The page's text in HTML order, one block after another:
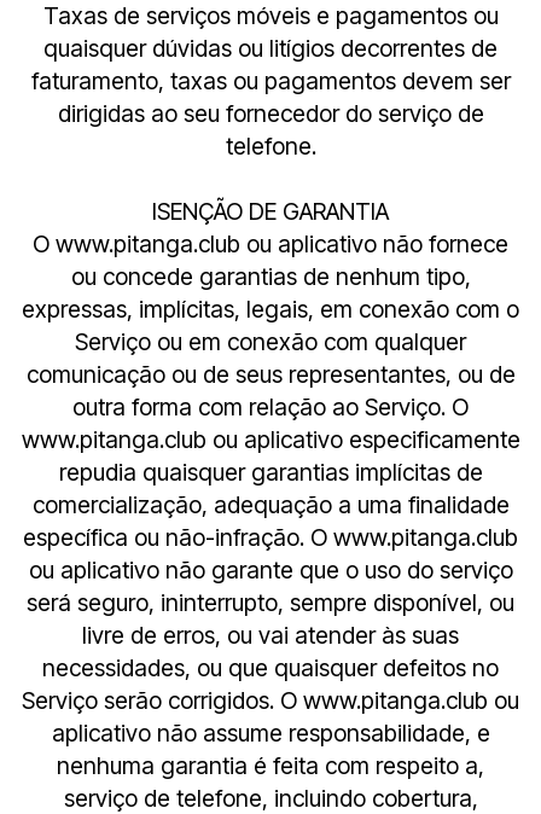
Taxas de serviços móveis e pagamentos ou
quaisquer dúvidas ou litígios decorrentes de
faturamento, taxas ou pagamentos devem ser
dirigidas ao seu fornecedor do serviço de
telefone.
ISENÇÃO DE GARANTIA
O www.pitanga.club ou aplicativo não fornece
ou concede garantias de nenhum tipo,
expressas, implícitas, legais, em conexão com o
Serviço ou em conexão com qualquer
comunicação ou de seus representantes, ou de
outra forma com relação ao Serviço. O
www.pitanga.club ou aplicativo especificamente
repudia quaisquer garantias implícitas de
comercialização, adequação a uma finalidade
específica ou não-infração. O www.pitanga.club
ou aplicativo não garante que o uso do serviço
será seguro, ininterrupto, sempre disponível, ou
livre de erros, ou vai atender às suas
necessidades, ou que quaisquer defeitos no
Serviço serão corrigidos. O www.pitanga.club ou
aplicativo não assume responsabilidade, e
nenhuma garantia é feita com respeito a,
serviço de telefone, incluindo cobertura,